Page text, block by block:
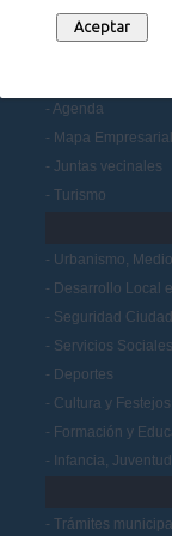
Participación
Agenda
Mapa Empresarial
Juntas vecinales
Turismo
Urbanismo,
Desarrollo Local
Seguridad
Servicios
Deportes
Cultura y Festejos
Formación y
Infancia,
Trámites